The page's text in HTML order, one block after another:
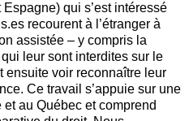
qui s’est intéressé
recourent à l’étranger à
assistée – y compris la
leur sont interdites sur le
ensuite voir reconnaître leur
Ce travail s’appuie sur une
au Québec et comprend